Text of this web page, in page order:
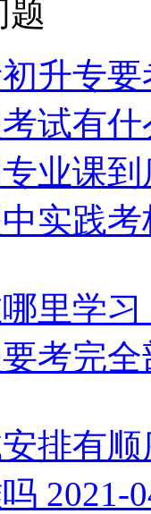
题
升专
试有
业课
实践
里学习
考完
排有
2021-